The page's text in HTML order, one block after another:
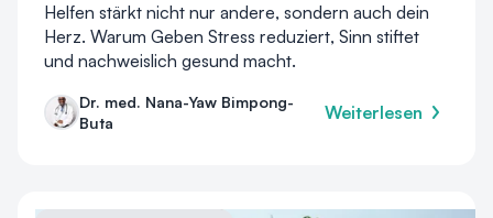
Helfen stärkt nicht nur andere, sondern auch dein
Herz. Warum Geben Stress reduziert, Sinn stiftet
und nachweislich gesund macht.
Dr. med. Nana-Yaw Bimpong-
Buta
Weiterlesen